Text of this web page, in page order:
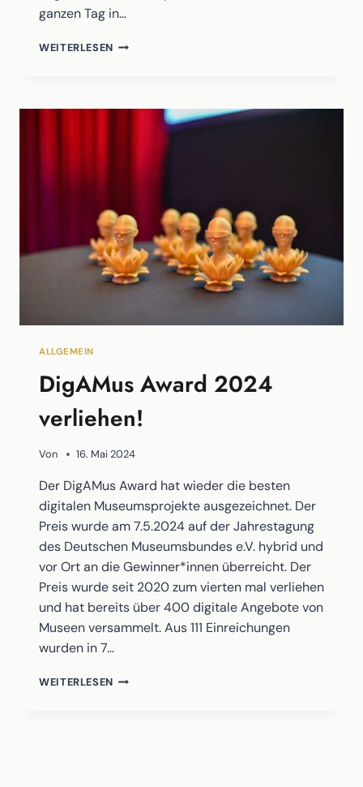
ganzen Tag in…
WEITERLESEN DIGAMUS-
ALLGEMEIN
DigAMus Award 2024
verliehen!
Von 16. Mai 2024
Der DigAMus Award hat wieder die besten
digitalen Museumsprojekte ausgezeichnet. Der
Preis wurde am 7.5.2024 auf der Jahrestagung
des Deutschen Museumsbundes e.V. hybrid und
vor Ort an die Gewinner*innen überreicht. Der
Preis wurde seit 2020 zum vierten mal verliehen
und hat bereits über 400 digitale Angebote von
Museen versammelt. Aus 111 Einreichungen
wurden in 7…
WEITERLESEN DIGAMUS